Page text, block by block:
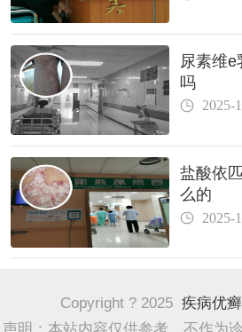
尿素维e
吗
2025-
盐酸依
么的
2025-
Copyright ? 2025 疾病优